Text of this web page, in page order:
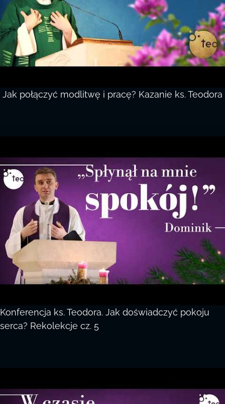
Jak połączyć modlitwę i pracę? Kazanie ks. Teodora
Konferencja ks. Teodora. Jak doświadczyć pokoju
serca? Rekolekcje cz. 5